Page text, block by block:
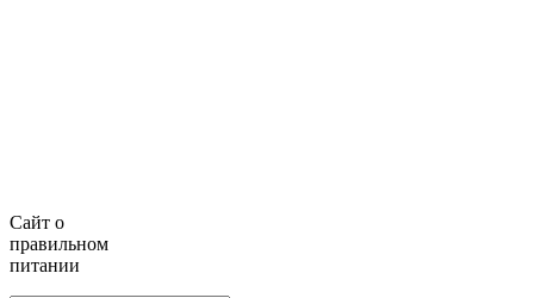
Сайт о
правильном
питании